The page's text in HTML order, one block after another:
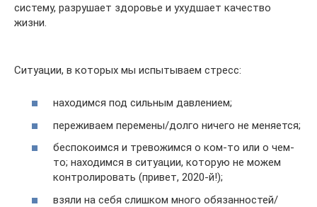
систему, разрушает здоровье и ухудшает качество
жизни.
Ситуации, в которых мы испытываем стресс:
находимся под сильным давлением;
переживаем перемены/долго ничего не меняется;
беспокоимся и тревожимся о ком-то или о чем-
то; находимся в ситуации, которую не можем
контролировать (привет, 2020-й!);
взяли на себя слишком много обязанностей/